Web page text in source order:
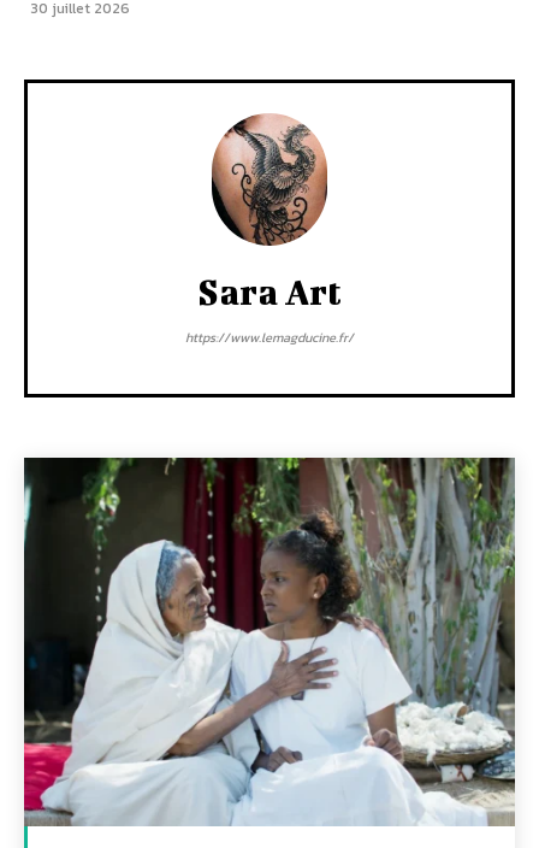
30 juillet 2026
Sara Art
https://www.lemagducine.fr/